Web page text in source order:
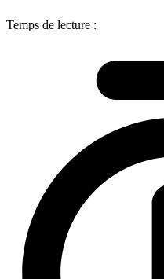
Temps de lecture :